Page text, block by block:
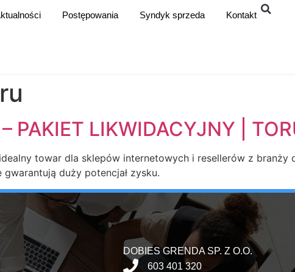
Postępowania Syndyk sprzeda Kontakt
PAKIET LIKWIDACYJNY |
towar dla sklepów internetowych i resellerów z branży
duży potencjał zysku.
DOBIES GRENDA SP. Z O.O.
603 401 320